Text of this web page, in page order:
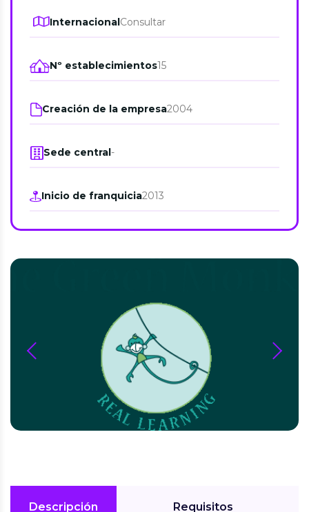
InternacionalConsultar
Nº establecimientos15
Creación de la empresa2004
Sede central-
Inicio de franquicia2013
prev next
Descripción Requisitos